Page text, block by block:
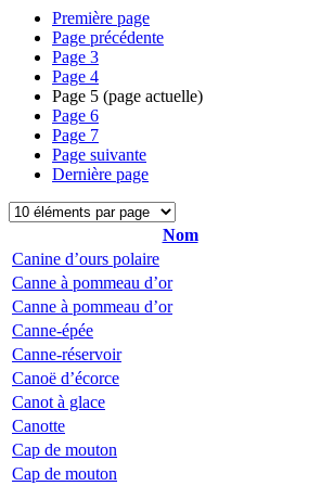
Première page
Page précédente
Page 3
Page 4
Page 5 (page actuelle)
Page 6
Page 7
Page suivante
Dernière page
Nom
Canine d’ours polaire
Canne à pommeau d’or
Canne à pommeau d’or
Canne-épée
Canne-réservoir
Canoë d’écorce
Canot à glace
Canotte
Cap de mouton
Cap de mouton